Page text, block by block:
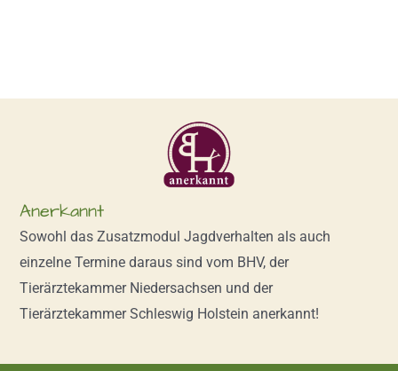
Anerkannt
Sowohl das Zusatzmodul Jagdverhalten als auch
einzelne Termine daraus sind vom BHV, der
Tierärztekammer Niedersachsen und der
Tierärztekammer Schleswig Holstein anerkannt!